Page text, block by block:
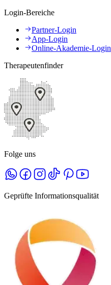
Login-Bereiche
Partner-Login
App-Login
Online-Akademie-Login
Therapeutenfinder
Folge uns
Geprüfte Informationsqualität